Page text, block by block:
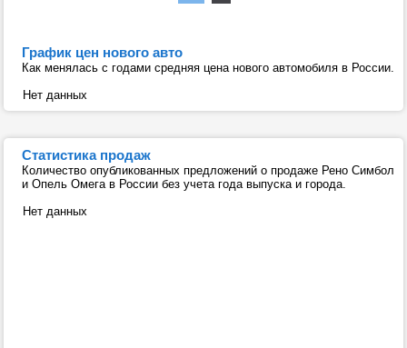
График цен нового авто
Как менялась с годами средняя цена нового автомобиля в России.
Нет данных
Статистика продаж
Количество опубликованных предложений о продаже Рено Симбол
и Опель Омега в России без учета года выпуска и города.
Нет данных